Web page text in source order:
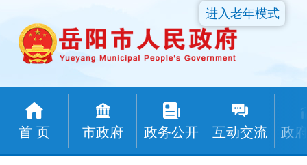
首 页 市政府 政务公开 互动交流 政
进入老年模式